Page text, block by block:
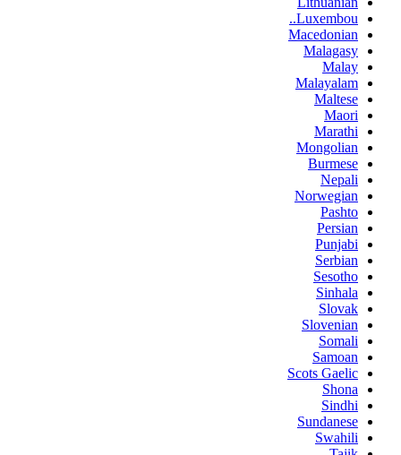
Luxembou..
Macedonian
Malagasy
Malay
Malayalam
Maltese
Maori
Marathi
Mongolian
Burmese
Nepali
Norwegian
Pashto
Persian
Punjabi
Serbian
Sesotho
Sinhala
Slovak
Slovenian
Somali
Samoan
Scots Gaelic
Shona
Sindhi
Sundanese
Swahili